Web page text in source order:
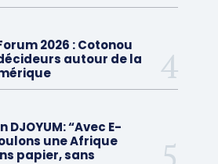
2026 : Cotonou
autour de la
DJOYUM: “Avec E-
une Afrique
papier, sans